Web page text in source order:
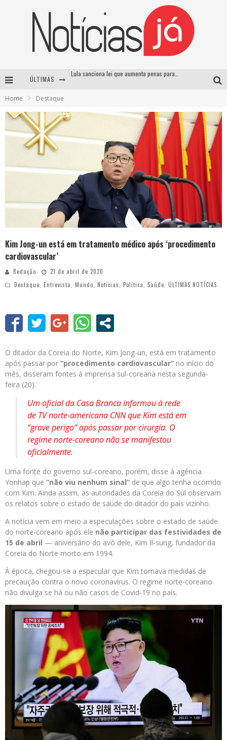
ÚLTIMAS Operação prende dois suspeitos e cumpre mandados contra organização criminosa em Cajazeiras
Casamento de Davi Brito e Emilly Araújo está marcado para setembro e deve custar cerca de R$ 2 milhões
Home Destaque
Kim Jong-un está em tratamento médico após ‘procedimento
cardiovascular’
Redação
21 de abril de 2020
Destaque, Entrevista, Mundo, Notícias, Política, Saúde, ÚLTIMAS NOTÍCIAS
O ditador da Coreia do Norte, Kim Jong-un, está em tratamento
após passar por “procedimento cardiovascular” no início do
mês, disseram fontes à imprensa sul-coreana nesta segunda-
feira (20).
Um oficial da Casa Branca informou à rede
de TV norte-americana CNN que Kim está em
“grave perigo” após passar por cirurgia. O
regime norte-coreano não se manifestou
oficialmente.
Uma fonte do governo sul-coreano, porém, disse à agência
Yonhap que “não viu nenhum sinal” de que algo tenha ocorrido
com Kim. Ainda assim, as autoridades da Coreia do Sul observam
os relatos sobre o estado de saúde do ditador do país vizinho.
A notícia vem em meio a especulações sobre o estado de saúde
do norte-coreano após ele não participar das festividades de
15 de abril — aniversário do avô dele, Kim Il-sung, fundador da
Coreia do Norte morto em 1994.
À época, chegou-se a especular que Kim tomava medidas de
precaução contra o novo coronavírus. O regime norte-coreano
não divulga se há ou não casos de Covid-19 no país.